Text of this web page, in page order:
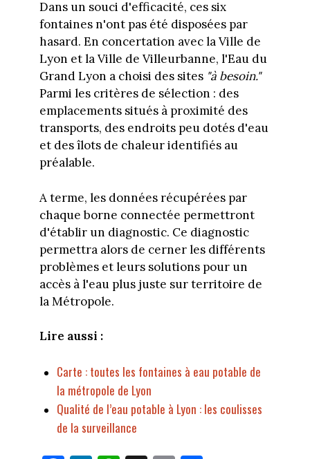
Dans un souci d'efficacité, ces six
fontaines n'ont pas été disposées par
hasard. En concertation avec la Ville de
Lyon et la Ville de Villeurbanne, l'Eau du
Grand Lyon a choisi des sites "à besoin."
Parmi les critères de sélection : des
emplacements situés à proximité des
transports, des endroits peu dotés d'eau
et des îlots de chaleur identifiés au
préalable.
A terme, les données récupérées par
chaque borne connectée permettront
d'établir un diagnostic. Ce diagnostic
permettra alors de cerner les différents
problèmes et leurs solutions pour un
accès à l'eau plus juste sur territoire de
la Métropole.
Lire aussi :
Carte : toutes les fontaines à eau potable de
la métropole de Lyon
Qualité de l’eau potable à Lyon : les coulisses
de la surveillance